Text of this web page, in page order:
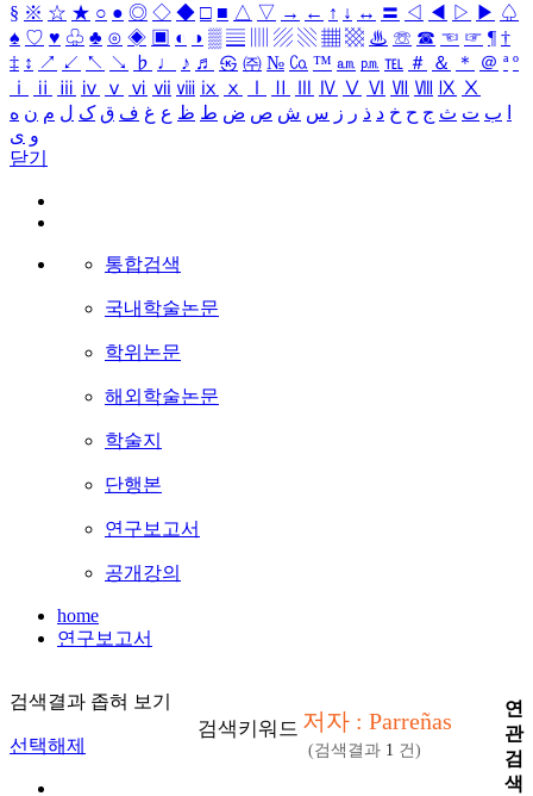
§ ※ ☆ ★ ○ ● ◎ ◇ ◆ □ ■ △ ▽ → ← ↑ ↓ ↔ 〓 ◁ ◀ ▷ ▶ ♤
♠ ♡ ♥ ♧ ♣ ⊙ ◈ ▣ ◐ ◑ ▒ ▤ ▨ ▧ ▦ ▩ ♨ ☏ ☎ ☜ ☞ ¶ †
‡ ↕ ↗ ↙ ↖ ↘ ♭ ♩ ♪ ♬ ㉿ ㈜ № ㏇ ™ ㏂ ㏘ ℡ ＃ ＆ ＊ ＠ ª º
ⅰ
ⅱ ⅲ ⅳ ⅴ ⅵ ⅶ ⅷ ⅸ ⅹ Ⅳ Ⅴ Ⅵ Ⅶ Ⅷ Ⅸ Ⅹ
ب ت ث ج ح خ د ذ ر ز س ش ص ض ط ظ ع غ ف ق ک ل م ن ه
و ی
닫기
통합검색
국내학술논문
학위논문
해외학술논문
학술지
단행본
연구보고서
공개강의
home
연구보고서
검색결과 좁혀 보기
선택해제
검색키워드 저자 : Parreñas
(검색결과 1 건)
연
관
검
색